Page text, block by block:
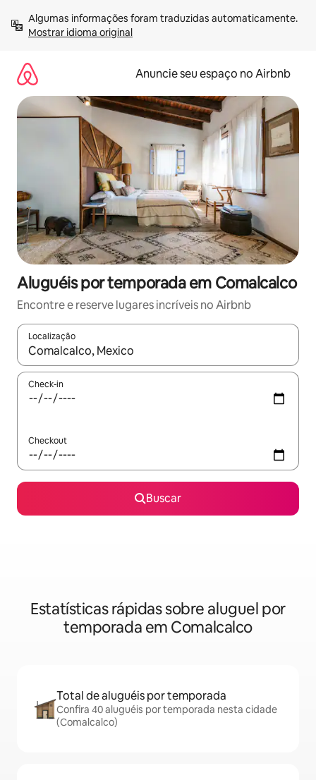
para
Mostrar idioma original
Anuncie seu espaço no Airbnb
Aluguéis por temporada em Comalcalco
Encontre e reserve lugares incríveis no Airbnb
Localização
Quando os resultados estiverem disponíveis, explore-os
Check-in
Checkout
Buscar
Estatísticas rápidas sobre aluguel por
temporada em Comalcalco
Total de aluguéis por temporada
Confira 40 aluguéis por temporada nesta cidade
(Comalcalco)